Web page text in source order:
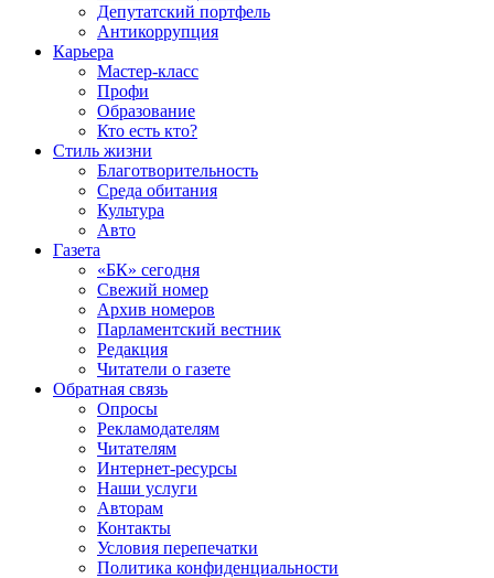
Депутатский портфель
Антикоррупция
Карьера
Мастер-класс
Профи
Образование
Кто есть кто?
Стиль жизни
Благотворительность
Среда обитания
Культура
Авто
Газета
«БК» сегодня
Свежий номер
Архив номеров
Парламентский вестник
Редакция
Читатели о газете
Обратная связь
Опросы
Рекламодателям
Читателям
Интернет-ресурсы
Наши услуги
Авторам
Контакты
Условия перепечатки
Политика конфиденциальности